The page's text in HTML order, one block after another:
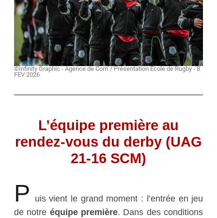
©Infinity Graphic - Agence de Com' / Présentation École de Rugby - 8
FEV 2026
L’équipe première au
rendez-vous du derby (UAG
21-16 SCM)
P
uis vient le grand moment : l’entrée en jeu
de notre équipe première. Dans des conditions